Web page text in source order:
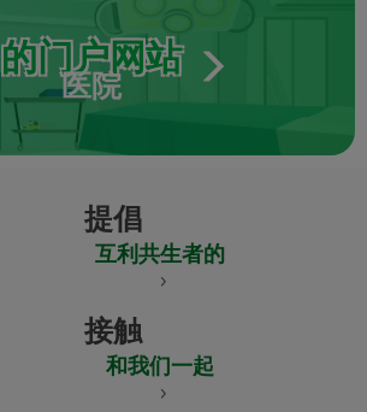
的门户网站
医院
提倡
互利共生者的
接触
和我们一起